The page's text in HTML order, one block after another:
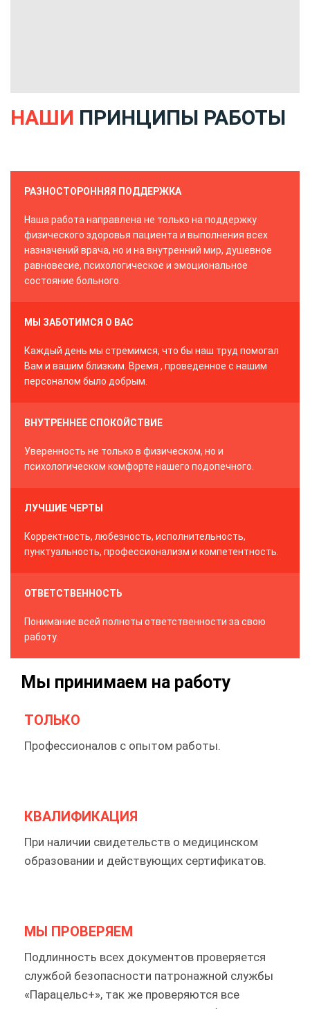
НАШИ ПРИНЦИПЫ РАБОТЫ
РАЗНОСТОРОННЯЯ ПОДДЕРЖКА
Наша работа направлена не только на поддержку
физического здоровья пациента и выполнения всех
назначений врача, но и на внутренний мир, душевное
равновесие, психологическое и эмоциональное
состояние больного.
МЫ ЗАБОТИМСЯ О ВАС
Каждый день мы стремимся, что бы наш труд помогал
Вам и вашим близким. Время , проведенное с нашим
персоналом было добрым.
ВНУТРЕННЕЕ СПОКОЙСТВИЕ
Уверенность не только в физическом, но и
психологическом комфорте нашего подопечного.
ЛУЧШИЕ ЧЕРТЫ
Корректность, любезность, исполнительность,
пунктуальность, профессионализм и компетентность.
ОТВЕТСТВЕННОСТЬ
Понимание всей полноты ответственности за свою
работу.
Мы принимаем на работу
ТОЛЬКО
Профессионалов с опытом работы.
КВАЛИФИКАЦИЯ
При наличии свидетельств о медицинском
образовании и действующих сертификатов.
МЫ ПРОВЕРЯЕМ
Подлинность всех документов проверяется
службой безопасности патронажной службы
«Парацельс+», так же проверяются все